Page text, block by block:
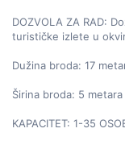
DOZVOLA ZA RAD:
turističke izlete u
Dužina broda: 17
Širina broda: 5 metara
KAPACITET: 1-35